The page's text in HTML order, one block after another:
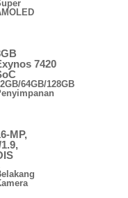
7420
64GB/128GB
MP,